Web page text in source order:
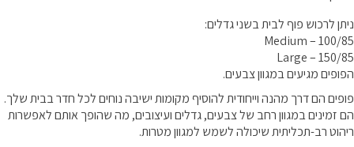
ניתן לרכוש פוף לבית בשני גדלים:
Medium – 100/85
Large – 150/85
הפופים מגיעים במגוון צבעים.
פופים הם דרך מהנה וייחודית להוסיף מקומות ישיבה נוחים לכל חדר בבית שלך.
הם זמינים במגוון רחב של צבעים, גדלים ועיצובים, מה שהופך אותם לאפשרות
ריהוט רב-תכליתית שיכולה לשמש למגוון מטרות.